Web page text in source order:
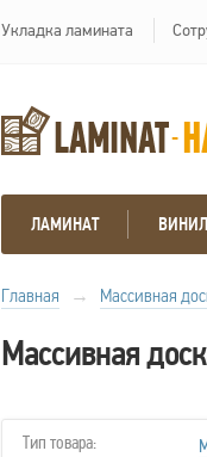
Укладка ламината
ЛАМИНАТ
Главная → Массивная
Массивная
Тип товара: